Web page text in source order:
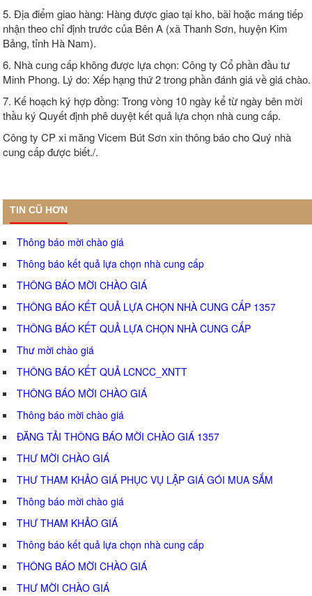
5. Địa điểm giao hàng: Hàng được giao tại kho, bãi hoặc máng tiếp
nhận theo chỉ định trước của Bên A (xã Thanh Sơn, huyện Kim
Bảng, tỉnh Hà Nam).
6. Nhà cung cấp không được lựa chọn: Công ty Cổ phần đầu tư
Minh Phong. Lý do: Xếp hạng thứ 2 trong phần đánh giá về giá chào.
7. Kế hoạch ký hợp đồng: Trong vòng 10 ngày kể từ ngày bên mời
thầu ký Quyết định phê duyệt kết quả lựa chọn nhà cung cấp.
Công ty CP xi măng Vicem Bút Sơn xin thông báo cho Quý nhà
cung cấp được biết./.
TIN CŨ HƠN
Thông báo mời chào giá
Thông báo kết quả lựa chọn nhà cung cấp
THÔNG BÁO MỜI CHÀO GIÁ
THÔNG BÁO KẾT QUẢ LỰA CHỌN NHÀ CUNG CẤP 1357
THÔNG BÁO KẾT QUẢ LỰA CHỌN NHÀ CUNG CẤP
Thư mời chào giá
THÔNG BÁO KẾT QUẢ LCNCC_XNTT
THÔNG BÁO MỜI CHÀO GIÁ
Thông báo mời chào giá
ĐĂNG TẢI THÔNG BÁO MỜI CHÀO GIÁ 1357
THƯ MỜI CHÀO GIÁ
THƯ THAM KHẢO GIÁ PHỤC VỤ LẬP GIÁ GÓI MUA SẮM
Thông báo mời chào giá
THƯ THAM KHẢO GIÁ
Thông báo kết quả lựa chọn nhà cung cấp
THÔNG BÁO MỜI CHÀO GIÁ
THƯ MỜI CHÀO GIÁ